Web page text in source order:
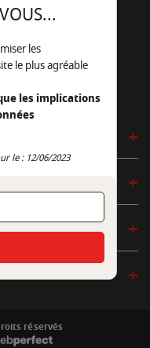
09
mail
réservés
les
le plus agréable
les implications
le : 12/06/2023